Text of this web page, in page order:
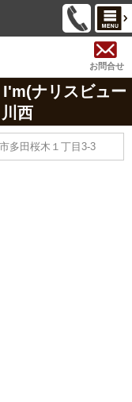
お問合せ
ナリスビュー
西
多田桜木１丁目3-3